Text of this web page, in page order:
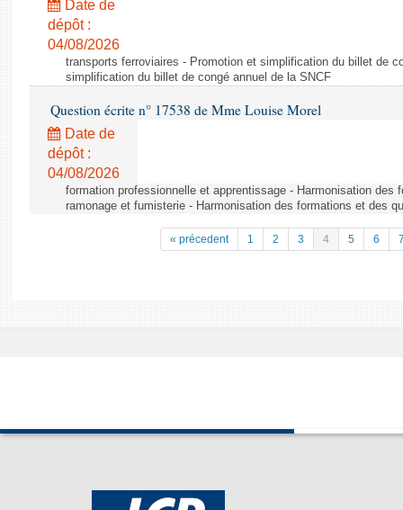
Date de
dépôt :
04/08/2026
transports ferroviaires - Promotion et simplification du billet de
simplification du billet de congé annuel de la SNCF
Question écrite n° 17538 de Mme Louise Morel
Date de
dépôt :
04/08/2026
formation professionnelle et apprentissage - Harmonisation des
ramonage et fumisterie - Harmonisation des formations et des
« précedent 1 2 3 4 5 6